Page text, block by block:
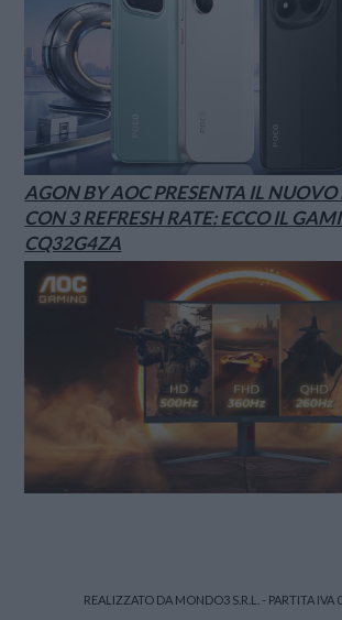
AGON BY AOC PRESENTA IL
CON 3 REFRESH RATE: ECCO IL
CQ32G4ZA
REALIZZATO DA MONDO3 S.R.L. - PARTITA IVA